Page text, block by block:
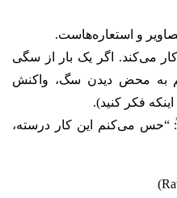
و استعاره‌هاست.
می‌کند. اگر یک بار از سگی
به محض دیدن سگ، واکنش
فکر کنید).
“حس می‌کنم این کار درسته،